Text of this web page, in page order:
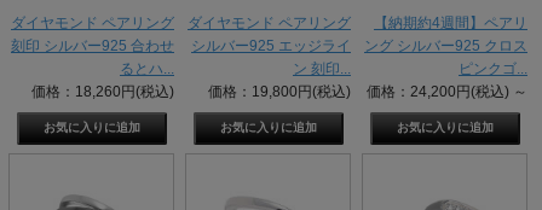
ダイヤモンド ペアリング
刻印 シルバー925 合わせ
るとハ...
価格：18,260円(税込)
ダイヤモンド ペアリング
シルバー925 エッジライ
ン 刻印...
価格：19,800円(税込)
【納期約4週間】ペアリ
ング シルバー925 クロス
ピンクゴ...
価格：24,200円(税込) ～